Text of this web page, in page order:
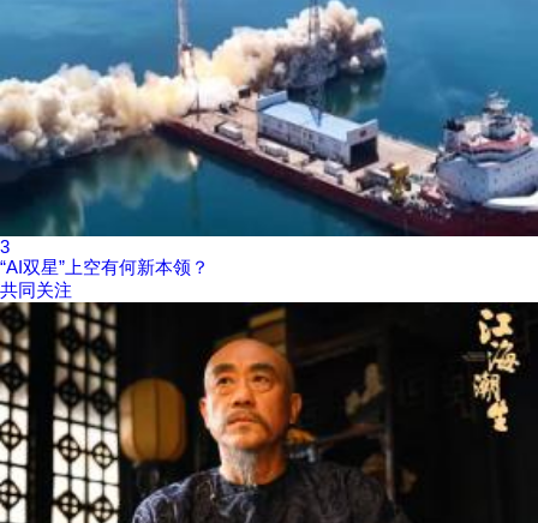
3
“AI双星”上空有何新本领？
共同关注